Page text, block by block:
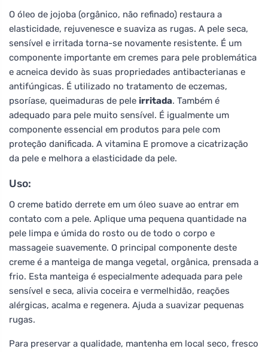
O óleo de jojoba (orgânico, não refinado) restaura a
elasticidade, rejuvenesce e suaviza as rugas. A pele seca,
sensível e irritada torna-se novamente resistente. É um
componente importante em cremes para pele problemática
e acneica devido às suas propriedades antibacterianas e
antifúngicas. É utilizado no tratamento de eczemas,
psoríase, queimaduras de pele irritada. Também é
adequado para pele muito sensível. É igualmente um
componente essencial em produtos para pele com
proteção danificada. A vitamina E promove a cicatrização
da pele e melhora a elasticidade da pele.
Uso:
O creme batido derrete em um óleo suave ao entrar em
contato com a pele. Aplique uma pequena quantidade na
pele limpa e úmida do rosto ou de todo o corpo e
massageie suavemente. O principal componente deste
creme é a manteiga de manga vegetal, orgânica, prensada a
frio. Esta manteiga é especialmente adequada para pele
sensível e seca, alivia coceira e vermelhidão, reações
alérgicas, acalma e regenera. Ajuda a suavizar pequenas
rugas.
Para preservar a qualidade, mantenha em local seco, fresco